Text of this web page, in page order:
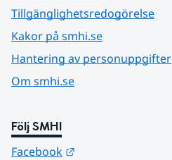
Tillgänglighetsredogörelse
Kakor på smhi.se
Hantering av personuppgifter
Om smhi.se
Följ SMHI
Facebook